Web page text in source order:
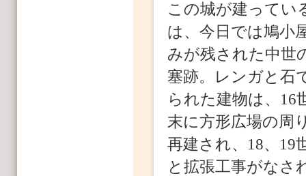
この城が建ってい
は、今日では鳩小
みが残された中世
塞跡。レンガと石
られた建物は、16
末に方形広場の周
再建され、18、19
と拡張工事がなさ